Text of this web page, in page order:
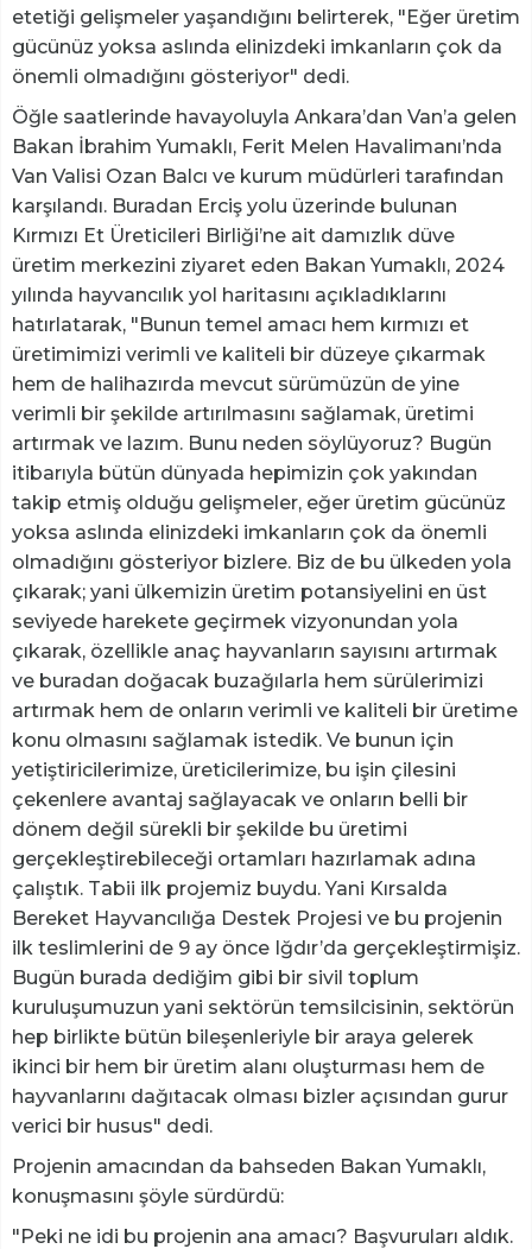
etetiği gelişmeler yaşandığını belirterek, "Eğer üretim
gücünüz yoksa aslında elinizdeki imkanların çok da
önemli olmadığını gösteriyor" dedi.
Öğle saatlerinde havayoluyla Ankara’dan Van’a gelen
Bakan İbrahim Yumaklı, Ferit Melen Havalimanı’nda
Van Valisi Ozan Balcı ve kurum müdürleri tarafından
karşılandı. Buradan Erciş yolu üzerinde bulunan
Kırmızı Et Üreticileri Birliği’ne ait damızlık düve
üretim merkezini ziyaret eden Bakan Yumaklı, 2024
yılında hayvancılık yol haritasını açıkladıklarını
hatırlatarak, "Bunun temel amacı hem kırmızı et
üretimimizi verimli ve kaliteli bir düzeye çıkarmak
hem de halihazırda mevcut sürümüzün de yine
verimli bir şekilde artırılmasını sağlamak, üretimi
artırmak ve lazım. Bunu neden söylüyoruz? Bugün
itibarıyla bütün dünyada hepimizin çok yakından
takip etmiş olduğu gelişmeler, eğer üretim gücünüz
yoksa aslında elinizdeki imkanların çok da önemli
olmadığını gösteriyor bizlere. Biz de bu ülkeden yola
çıkarak; yani ülkemizin üretim potansiyelini en üst
seviyede harekete geçirmek vizyonundan yola
çıkarak, özellikle anaç hayvanların sayısını artırmak
ve buradan doğacak buzağılarla hem sürülerimizi
artırmak hem de onların verimli ve kaliteli bir üretime
konu olmasını sağlamak istedik. Ve bunun için
yetiştiricilerimize, üreticilerimize, bu işin çilesini
çekenlere avantaj sağlayacak ve onların belli bir
dönem değil sürekli bir şekilde bu üretimi
gerçekleştirebileceği ortamları hazırlamak adına
çalıştık. Tabii ilk projemiz buydu. Yani Kırsalda
Bereket Hayvancılığa Destek Projesi ve bu projenin
ilk teslimlerini de 9 ay önce Iğdır’da gerçekleştirmişiz.
Bugün burada dediğim gibi bir sivil toplum
kuruluşumuzun yani sektörün temsilcisinin, sektörün
hep birlikte bütün bileşenleriyle bir araya gelerek
ikinci bir hem bir üretim alanı oluşturması hem de
hayvanlarını dağıtacak olması bizler açısından gurur
verici bir husus" dedi.
Projenin amacından da bahseden Bakan Yumaklı,
konuşmasını şöyle sürdürdü:
"Peki ne idi bu projenin ana amacı? Başvuruları aldık.